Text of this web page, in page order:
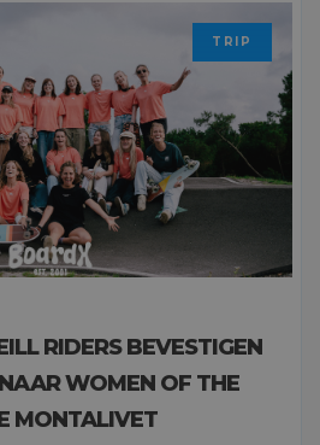
TRIP
RIDERS BEVESTIGEN
WOMEN OF THE
MONTALIVET